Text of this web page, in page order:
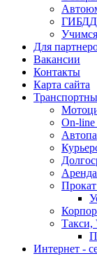
ГИБДД
Для
Вакансии
Контакты
Карта сайта
On-line
Такси,
Интернет -